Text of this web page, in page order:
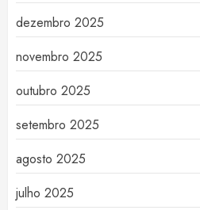
dezembro 2025
novembro 2025
outubro 2025
setembro 2025
agosto 2025
julho 2025